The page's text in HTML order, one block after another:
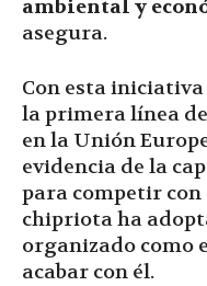
ambiental y
asegura.
Con esta
la primera línea
en la Unión
evidencia de la
para competir con
chipriota ha
organizado como
acabar con él.